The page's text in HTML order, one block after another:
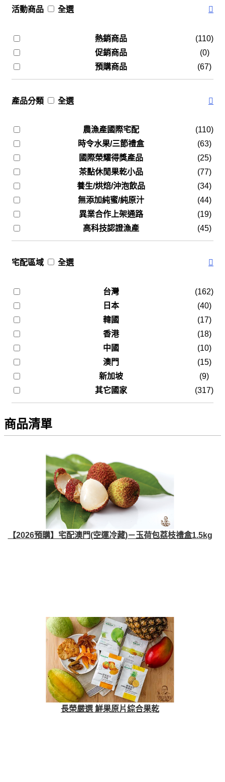
活動商品 全選
熱銷商品
(110)
促銷商品
(0)
預購商品
(67)
產品分類 全選
農漁產國際宅配
(110)
時令水果/三節禮盒
(63)
國際榮耀得獎產品
(25)
茶點休閒果乾小品
(77)
養生/烘焙/沖泡飲品
(34)
無添加純蜜/純原汁
(44)
異業合作上架通路
(19)
高科技認證漁產
(45)
宅配區域 全選
台灣
(162)
日本
(40)
韓國
(17)
香港
(18)
中國
(10)
澳門
(15)
新加坡
(9)
其它國家
(317)
商品清單
【2026預購】宅配澳門(空運冷藏)－玉荷包荔枝禮盒1.5kg
長榮嚴選 鮮果原片綜合果乾